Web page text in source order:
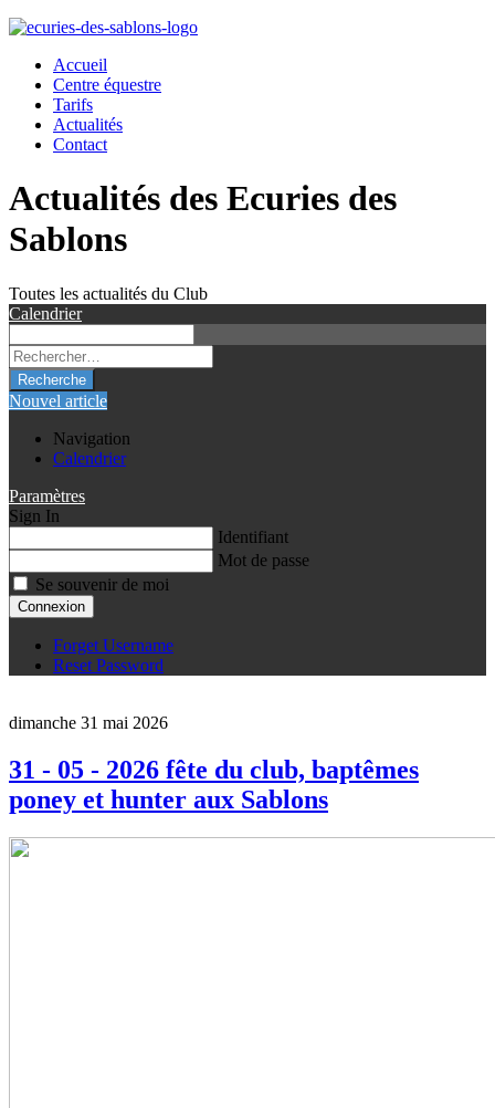
Accueil
Centre équestre
Tarifs
Actualités
Contact
Actualités des Ecuries des
Sablons
Toutes les actualités du Club
Calendrier
Recherche
Nouvel article
Navigation
Calendrier
Paramètres
Sign In
Identifiant
Mot de passe
Se souvenir de moi
Connexion
Forget Username
Reset Password
dimanche 31 mai 2026
31 - 05 - 2026 fête du club, baptêmes
poney et hunter aux Sablons